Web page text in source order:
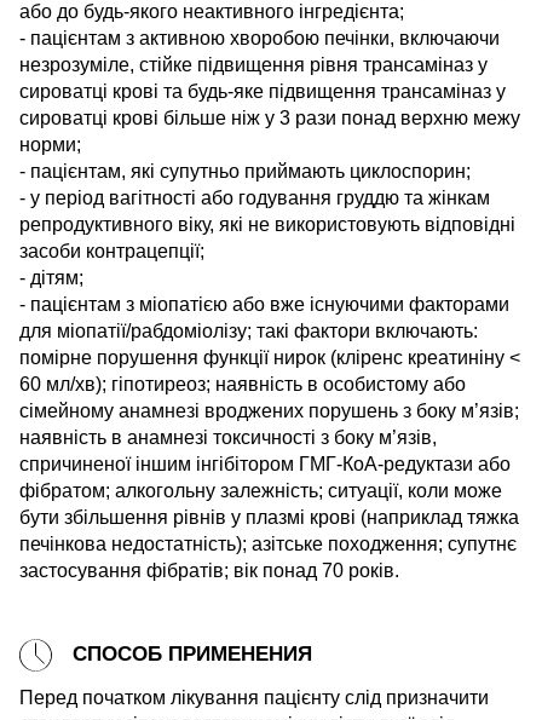
або до будь-якого неактивного інгредієнта;
- пацієнтам з активною хворобою печінки, включаючи
незрозуміле, стійке підвищення рівня трансаміназ у
сироватці крові та будь-яке підвищення трансаміназ у
сироватці крові більше ніж у 3 рази понад верхню межу
норми;
- пацієнтам, які супутньо приймають циклоспорин;
- у період вагітності або годування груддю та жінкам
репродуктивного віку, які не використовують відповідні
засоби контрацепції;
- дітям;
- пацієнтам з міопатією або вже існуючими факторами
для міопатії/рабдоміолізу; такі фактори включають:
помірне порушення функції нирок (кліренс креатиніну <
60 мл/хв); гіпотиреоз; наявність в особистому або
сімейному анамнезі вроджених порушень з боку м’язів;
наявність в анамнезі токсичності з боку м’язів,
спричиненої іншим інгібітором ГМГ-КоА-редуктази або
фібратом; алкогольну залежність; ситуації, коли може
бути збільшення рівнів у плазмі крові (наприклад тяжка
печінкова недостатність); азітське походження; супутнє
застосування фібратів; вік понад 70 років.
СПОСОБ ПРИМЕНЕНИЯ
Перед початком лікування пацієнту слід призначити